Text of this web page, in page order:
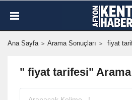
Ana Sayfa Arama Sonuçları fiyat
" fiyat tarifesi" Arama